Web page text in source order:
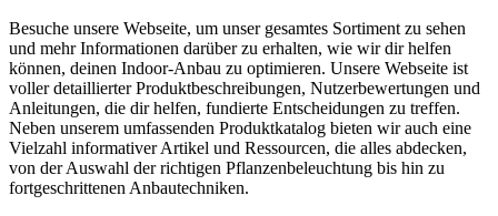
Besuche unsere Webseite, um unser gesamtes Sortiment zu sehen
und mehr Informationen darüber zu erhalten, wie wir dir helfen
können, deinen Indoor-Anbau zu optimieren. Unsere Webseite ist
voller detaillierter Produktbeschreibungen, Nutzerbewertungen und
Anleitungen, die dir helfen, fundierte Entscheidungen zu treffen.
Neben unserem umfassenden Produktkatalog bieten wir auch eine
Vielzahl informativer Artikel und Ressourcen, die alles abdecken,
von der Auswahl der richtigen Pflanzenbeleuchtung bis hin zu
fortgeschrittenen Anbautechniken.